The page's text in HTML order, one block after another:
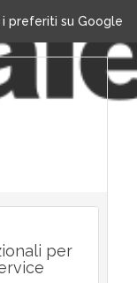
i preferiti su Google
per